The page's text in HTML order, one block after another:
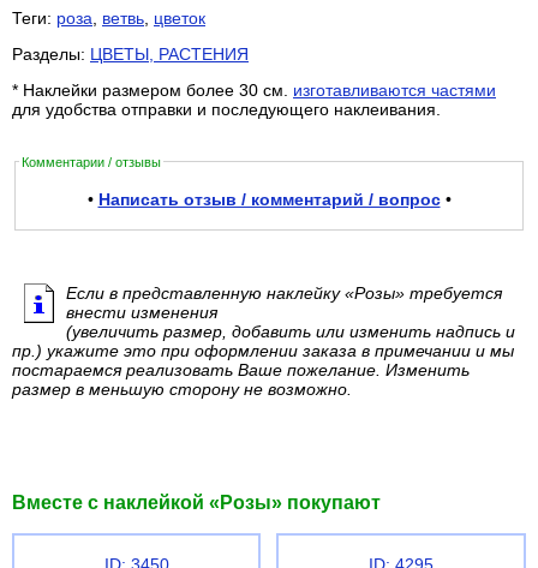
Теги: роза ветвь цветок
Разделы: ЦВЕТЫ, РАСТЕНИЯ
* Наклейки размером более 30 см. изготавливаются частями
для удобства отправки и последующего наклеивания.
Комментарии / отзывы
• Написать отзыв / комментарий / вопрос•
Если в представленную наклейку «Розы» требуется
внести изменения
(увеличить размер, добавить или изменить надпись и
пр.) укажите это при оформлении заказа в примечании и мы
постараемся реализовать Ваше пожелание. Изменить
размер в меньшую сторону не возможно.
Вместе с наклейкой «Розы» покупают
ID: 3450 ID: 4295